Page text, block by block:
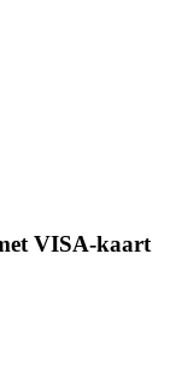
VISA-kaart